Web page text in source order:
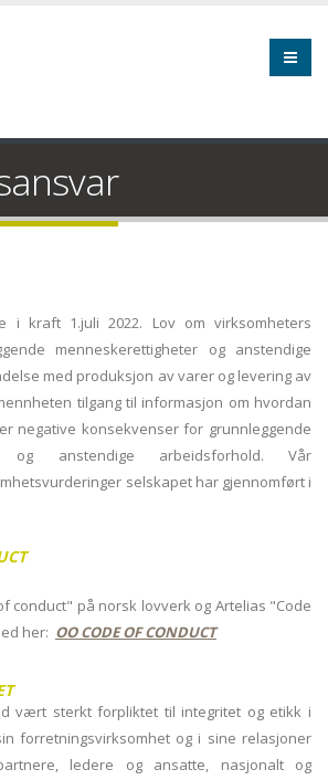
i kraft 1.juli 2022. Lov om virksomheters
menneskerettigheter og anstendige
med produksjon av varer og levering av
tilgang til informasjon om hvordan
negative konsekvenser for grunnleggende
og anstendige arbeidsforhold. Vår
selskapet har gjennomført i
conduct" på norsk lovverk og Artelias "Code
her: OO CODE OF CONDUCT
vært sterkt forpliktet til integritet og etikk i
forretningsvirksomhet og i sine relasjoner
ledere og ansatte, nasjonalt og